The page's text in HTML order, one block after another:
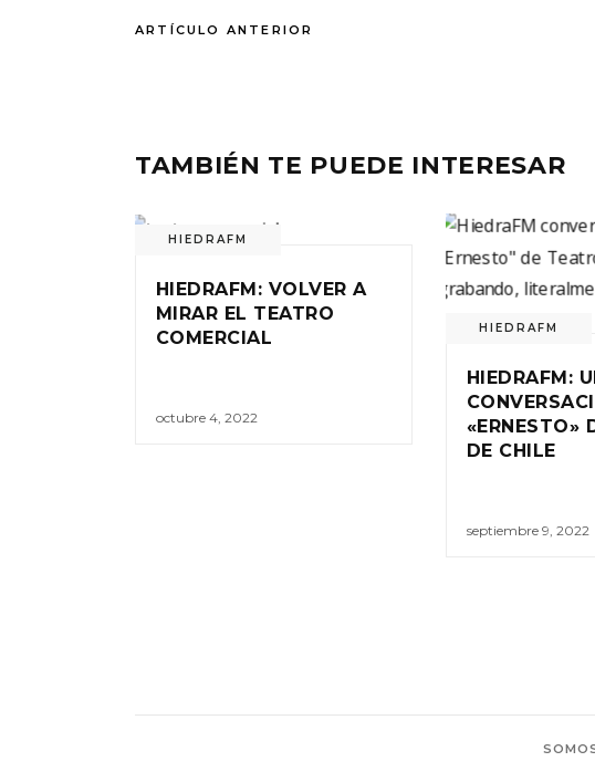
ARTÍCULO ANTERIOR
TAMBIÉN TE PUEDE INTERESAR
HIEDRAFM
HIEDRAFM: VOLVER A
MIRAR EL TEATRO
COMERCIAL
octubre 4, 2022
HIEDRAFM
HIEDRAFM:
«ERNESTO»
DE CHILE
septiembre 9, 2022